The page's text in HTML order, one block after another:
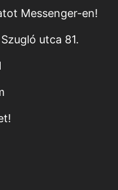
Messenger-en!
utca 81.